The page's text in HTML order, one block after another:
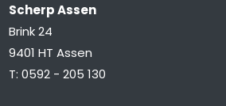
Scherp Assen
Brink 24
9401 HT Assen
T:0592 - 205 130